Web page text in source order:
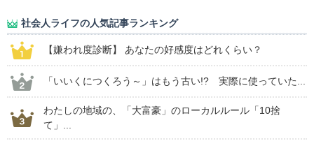
社会人ライフの人気記事ランキング
【嫌われ度診断】 あなたの好感度はどれくらい？
「いいくにつくろう～」はもう古い!? 実際に使っていた...
わたしの地域の、「大富豪」のローカルルール「10捨
て」...